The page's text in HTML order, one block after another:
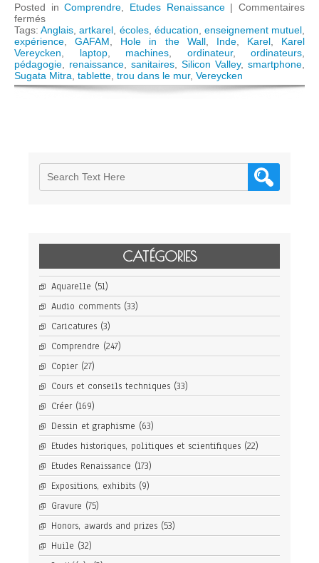
Posted inComprendre Etudes Renaissance|Commentaires
ferméssur
Ce
que
nous
apprend
l’expérience
du
Mitra
Tags:Anglais ,artkarel écoles, éducation enseignement mutuel
expérience ,GAFAM Hole in the Wall, Inde, Karel, Karel
Vereycken
laptop, machines ordinateur, ordinateurs
pédagogie
renaissance sanitaires Silicon Valley, smartphone
Sugata Mitra tablette trou dans le mur, Vereycken
CATÉGORIES
Aquarelle (51)
Audio comments (33)
Caricatures (3)
Comprendre (247)
Copier (27)
Cours et conseils techniques (33)
Créer (169)
Dessin et graphisme (63)
Etudes historiques, politiques et scientifiques (22)
Etudes Renaissance (173)
Expositions, exhibits (9)
Gravure (75)
Honors, awards and prizes (53)
Huile (32)